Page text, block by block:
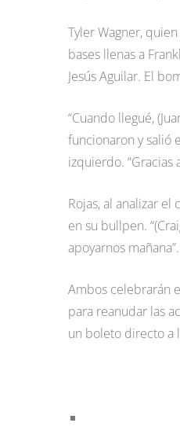
Tyler Wagner,
bases llenas a
Jesús Aguilar. El
“Cuando llegué,
funcionaron y salió
izquierdo. “Gracias
Rojas, al analizar
en su bullpen.
apoyarnos mañana”.
Ambos celebrarán
para reanudar las
un boleto directo a